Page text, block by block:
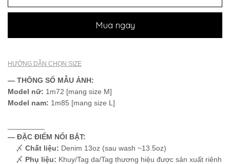
Mua ngay
HƯỚNG DẪN CHỌN SIZE
— THÔNG SỐ MẪU ẢNH:
Model nữ: 1m72 [mang size M]
Model nam: 1m85 [mang size L]
— ĐẶC ĐIỂM NỔI BẬT:
〆 Chất liệu: Denim 13oz (sau wash ~13.5oz)
〆 Phụ liệu: Khuy/Tag da/Tag thương hiệu được sản xuất riênh